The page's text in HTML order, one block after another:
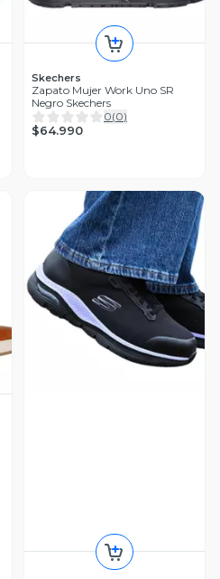
Skechers
Zapato Mujer Work Uno SR
Negro Skechers
0(0)
$64.990